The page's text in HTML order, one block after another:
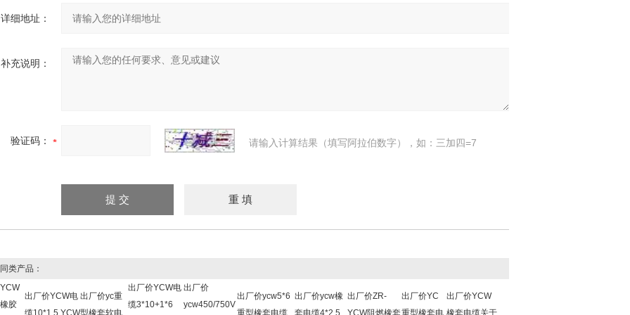
详细地址：
补充说明：
验证码： 请输入计算结果（填写阿拉伯数字），如：三加四=7
类产品：
胶
出厂价YCW电
缆10*1.5 YCW
出厂价yc重
型橡套软电
出厂价YCW电
缆3*10+1*6
出厂价
ycw450/750V
出厂价ycw5*6
重型橡套电缆
出厂价ycw橡
套电缆4*2.5
出厂价ZR-
YCW阻燃橡套
出厂价YC
重型橡套电
出厂价YCW
橡套电缆关于